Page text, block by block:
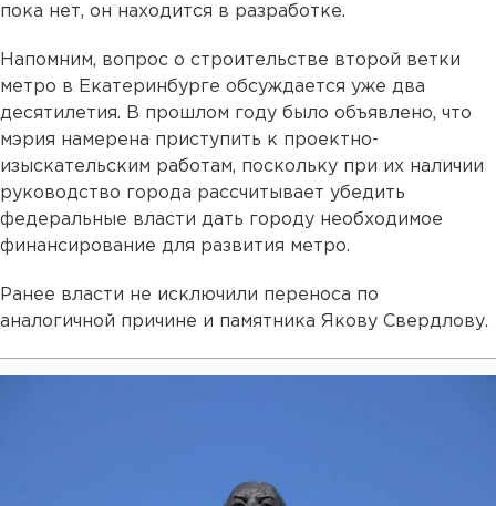
пока нет, он находится в разработке.
Напомним, вопрос о строительстве второй ветки
метро в Екатеринбурге обсуждается уже два
десятилетия. В прошлом году было объявлено, что
мэрия намерена приступить к проектно-
изыскательским работам, поскольку при их наличии
руководство города рассчитывает убедить
федеральные власти дать городу необходимое
финансирование для развития метро.
Ранее власти не исключили переноса по
аналогичной причине и памятника Якову Свердлову.